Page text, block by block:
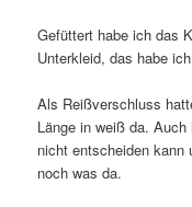
Gefüttert habe ich das
Unterkleid, das habe
Als Reißverschluss
Länge in weiß da.
nicht entscheiden kann
noch was da.